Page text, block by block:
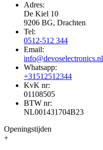
Adres:
De Kiel 10
9206 BG, Drachten
Tel:
0512-512 344
Email:
info@devoselectronics.nl
Whatsapp:
+31512512344
KvK nr:
01108505
BTW nr:
NL001431704B23
Openingstijden
+